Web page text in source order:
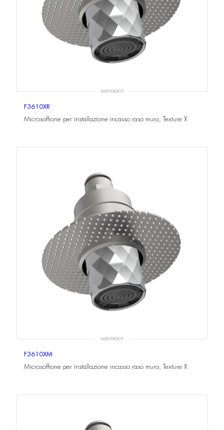
WATERDOT
F3610XR
Microsoffione per installazione incasso raso muro, Texture X
WATERDOT
F3610XM
Microsoffione per installazione incasso raso muro, Texture X